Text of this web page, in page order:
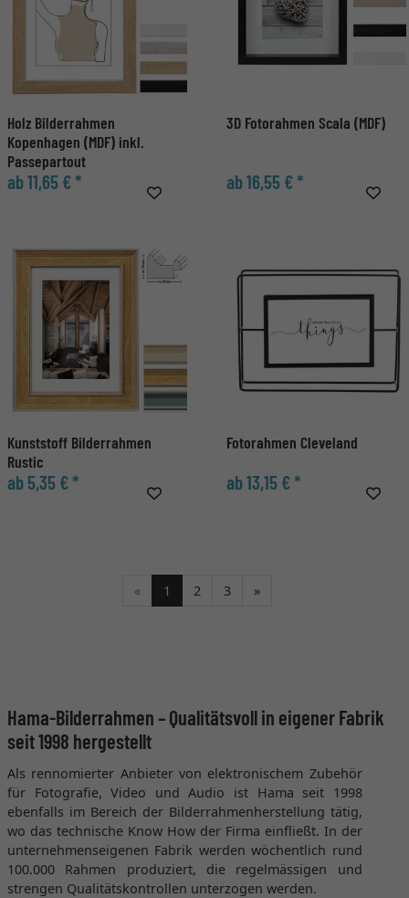
Holz Bilderrahmen
Kopenhagen (MDF) inkl.
Passepartout
ab 11,65 € *
3D Fotorahmen Scala (MDF)
ab 16,55 € *
Kunststoff Bilderrahmen
Rustic
ab 5,35 € *
Fotorahmen Cleveland
ab 13,15 € *
« 1 2 3 »Weiter
Hama-Bilderrahmen – Qualitätsvoll in eigener Fabrik
seit 1998 hergestellt
Als rennomierter Anbieter von elektronischem Zubehör
für Fotografie, Video und Audio ist Hama seit 1998
ebenfalls im Bereich der Bilderrahmenherstellung tätig,
wo das technische Know How der Firma einfließt. In der
unternehmenseigenen Fabrik werden wöchentlich rund
100.000 Rahmen produziert, die regelmässigen und
strengen Qualitätskontrollen unterzogen werden.